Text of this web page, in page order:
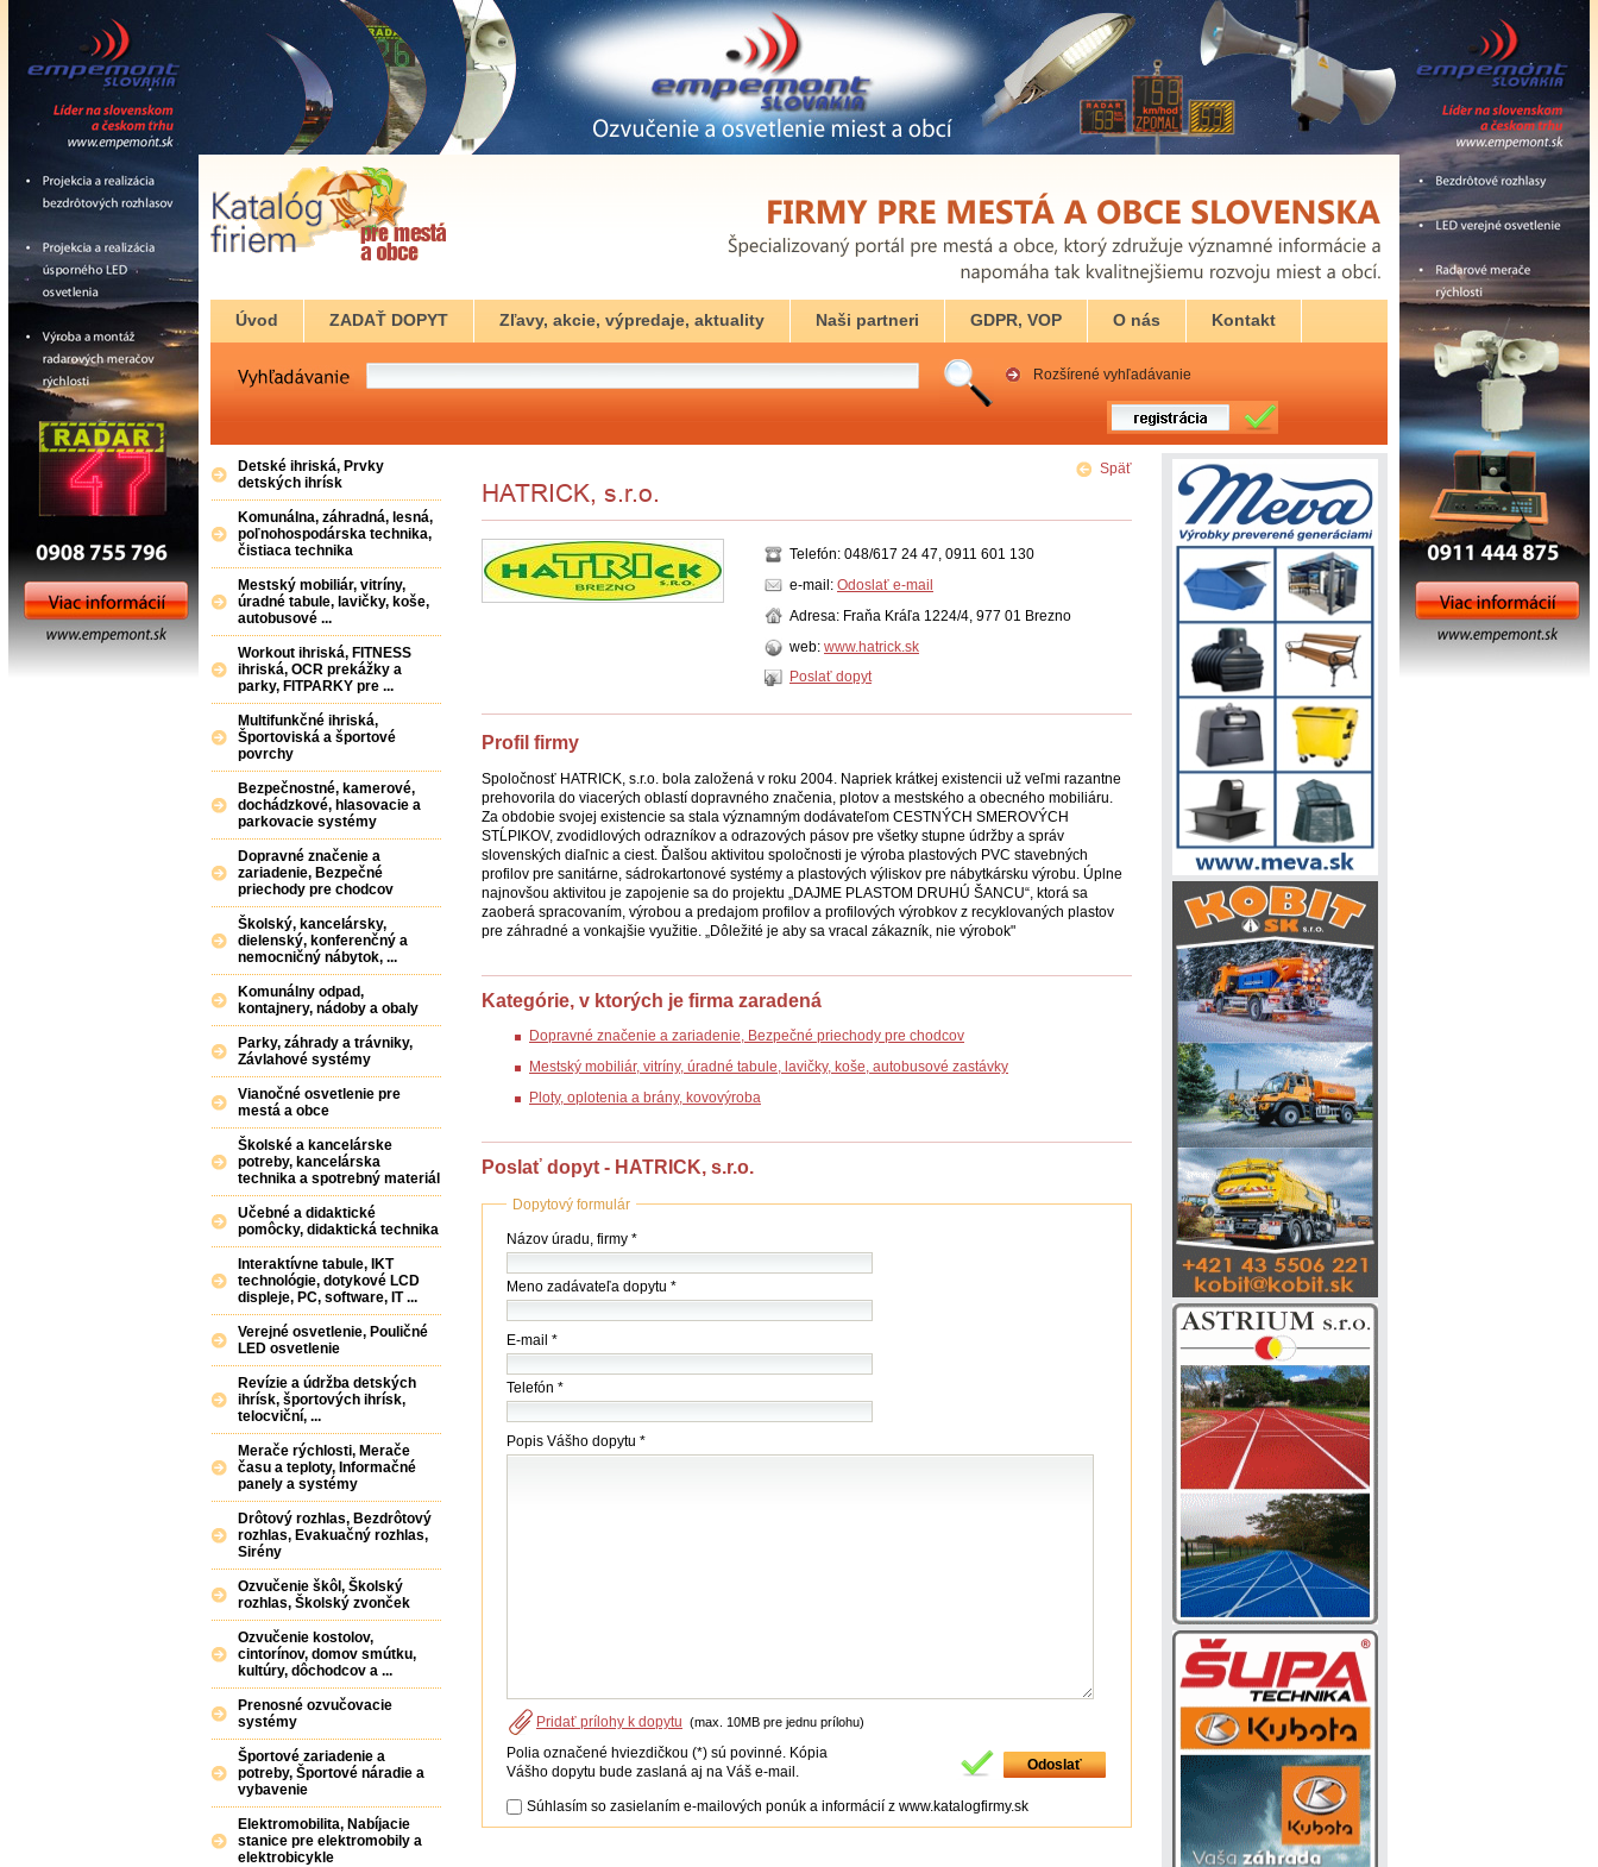
Úvod ZADAŤ DOPYT Zľavy, akcie, výpredaje, aktuality Naši partneri GDPR, VOP O nás Kontakt
Rozšírené vyhľadávanie
Späť
Telefón: 048/617 24 47, 0911 601 130
e-mail: Odoslať e-mail
Adresa: Fraňa Kráľa 1224/4, 977 01 Brezno
web: www.hatrick.sk
Poslať dopyt
Profil firmy
Spoločnosť HATRICK, s.r.o. bola založená v roku 2004. Napriek krátkej existencii už veľmi razantne
prehovorila do viacerých oblastí dopravného značenia, plotov a mestského a obecného mobiliáru.
Za obdobie svojej existencie sa stala významným dodávateľom CESTNÝCH SMEROVÝCH
STĹPIKOV, zvodidlových odrazníkov a odrazových pásov pre všetky stupne údržby a správ
slovenských diaľnic a ciest. Ďalšou aktivitou spoločnosti je výroba plastových PVC stavebných
profilov pre sanitárne, sádrokartonové systémy a plastových výliskov pre nábytkársku výrobu. Úplne
najnovšou aktivitou je zapojenie sa do projektu „DAJME PLASTOM DRUHÚ ŠANCU“, ktorá sa
zaoberá spracovaním, výrobou a predajom profilov a profilových výrobkov z recyklovaných plastov
pre záhradné a vonkajšie využitie. „Dôležité je aby sa vracal zákazník, nie výrobok"
Kategórie, v ktorých je firma zaradená
Dopravné značenie a zariadenie, Bezpečné priechody pre chodcov
Mestský mobiliár, vitríny, úradné tabule, lavičky, koše, autobusové zastávky
Ploty, oplotenia a brány, kovovýroba
Poslať dopyt - HATRICK, s.r.o.
Dopytový formulár
Názov
(firmy
/
úradu)
Názov úradu, firmy *
Meno zadávateľa dopytu *
E-mail *
Telefón *
Popis Vášho dopytu *
Pridať prílohy k dopytu (max. 10MB pre jednu prílohu)
Polia označené hviezdičkou (*) sú povinné. Kópia
Vášho dopytu bude zaslaná aj na Váš e-mail.
Súhlasím so zasielaním e-mailových ponúk a informácií z www.katalogfirmy.sk
Detské ihriská, Prvky
detských ihrísk
Komunálna, záhradná, lesná,
poľnohospodárska technika,
čistiaca technika
Mestský mobiliár, vitríny,
úradné tabule, lavičky, koše,
autobusové ...
Workout ihriská, FITNESS
ihriská, OCR prekážky a
parky, FITPARKY pre ...
Multifunkčné ihriská,
Športoviská a športové
povrchy
Bezpečnostné, kamerové,
dochádzkové, hlasovacie a
parkovacie systémy
Dopravné značenie a
zariadenie, Bezpečné
priechody pre chodcov
Školský, kancelársky,
dielenský, konferenčný a
nemocničný nábytok, ...
Komunálny odpad,
kontajnery, nádoby a obaly
Parky, záhrady a trávniky,
Závlahové systémy
Vianočné osvetlenie pre
mestá a obce
Školské a kancelárske
potreby, kancelárska
technika a spotrebný materiál
Učebné a didaktické
pomôcky, didaktická technika
Interaktívne tabule, IKT
technológie, dotykové LCD
displeje, PC, software, IT ...
Verejné osvetlenie, Pouličné
LED osvetlenie
Revízie a údržba detských
ihrísk, športových ihrísk,
telocviční, ...
Merače rýchlosti, Merače
času a teploty, Informačné
panely a systémy
Drôtový rozhlas, Bezdrôtový
rozhlas, Evakuačný rozhlas,
Sirény
Ozvučenie škôl, Školský
rozhlas, Školský zvonček
Ozvučenie kostolov,
cintorínov, domov smútku,
kultúry, dôchodcov a ...
Prenosné ozvučovacie
systémy
Športové zariadenie a
potreby, Športové náradie a
vybavenie
Elektromobilita, Nabíjacie
stanice pre elektromobily a
elektrobicykle